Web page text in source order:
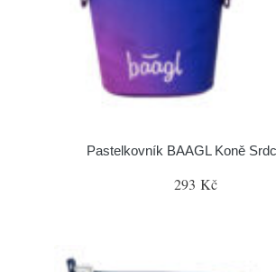
Pastelkovník BAAGL Koně
293 Kč